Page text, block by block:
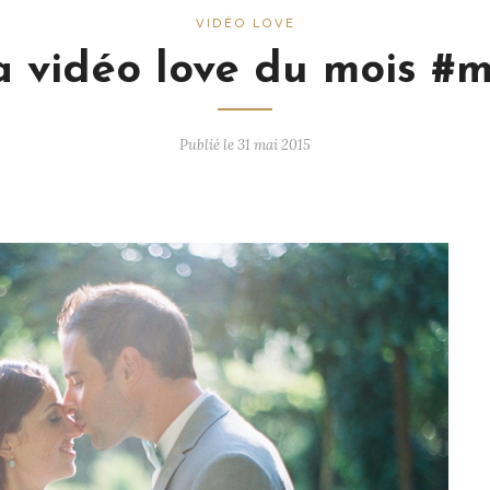
VIDÉO LOVE
vidéo love du mois
Publié le 31 mai 2015